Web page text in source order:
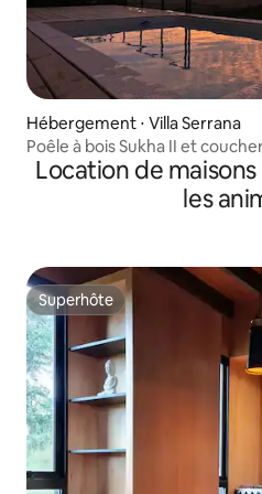
Hébergement ⋅ Villa Serrana
Poêle à bois Sukha II et
Location de
les
Superhôte
Superhôte